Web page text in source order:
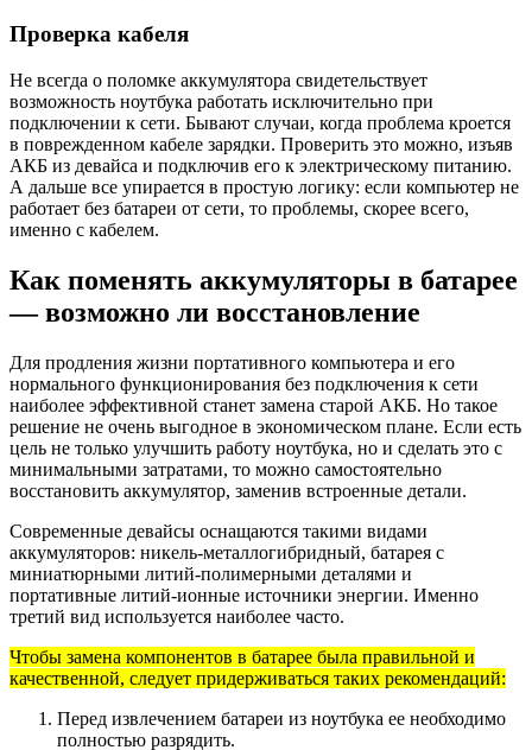
Проверка кабеля
Не всегда о поломке аккумулятора свидетельствует
возможность ноутбука работать исключительно при
подключении к сети. Бывают случаи, когда проблема кроется
в поврежденном кабеле зарядки. Проверить это можно, изъяв
АКБ из девайса и подключив его к электрическому питанию.
А дальше все упирается в простую логику: если компьютер не
работает без батареи от сети, то проблемы, скорее всего,
именно с кабелем.
Как поменять аккумуляторы в батарее
— возможно ли восстановление
Для продления жизни портативного компьютера и его
нормального функционирования без подключения к сети
наиболее эффективной станет замена старой АКБ. Но такое
решение не очень выгодное в экономическом плане. Если есть
цель не только улучшить работу ноутбука, но и сделать это с
минимальными затратами, то можно самостоятельно
восстановить аккумулятор, заменив встроенные детали.
Современные девайсы оснащаются такими видами
аккумуляторов: никель-металлогибридный, батарея с
миниатюрными литий-полимерными деталями и
портативные литий-ионные источники энергии. Именно
третий вид используется наиболее часто.
Чтобы замена компонентов в батарее была правильной и
качественной, следует придерживаться таких рекомендаций:
Перед извлечением батареи из ноутбука ее необходимо
полностью разрядить.